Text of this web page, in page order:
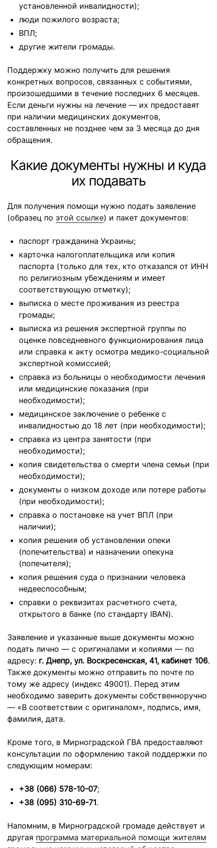
установленной инвалидности);
люди пожилого возраста;
ВПЛ;
другие жители громады.
Поддержку можно получить для решения
конкретных вопросов, связанных с событиями,
произошедшими в течение последних 6 месяцев.
Если деньги нужны на лечение — их предоставят
при наличии медицинских документов,
составленных не позднее чем за 3 месяца до дня
обращения.
Какие документы нужны и куда
их подавать
Для получения помощи нужно подать заявление
(образец по этой ссылке) и пакет документов:
паспорт гражданина Украины;
карточка налогоплательщика или копия
паспорта (только для тех, кто отказался от ИНН
по религиозным убеждениям и имеет
соответствующую отметку);
выписка о месте проживания из реестра
громады;
выписка из решения экспертной группы по
оценке повседневного функционирования лица
или справка к акту осмотра медико-социальной
экспертной комиссией;
справка из больницы о необходимости лечения
или медицинские показания (при
необходимости);
медицинское заключение о ребенке с
инвалидностью до 18 лет (при необходимости);
справка из центра занятости (при
необходимости);
копия свидетельства о смерти члена семьи (при
необходимости);
документы о низком доходе или потере работы
(при необходимости);
справка о постановке на учет ВПЛ (при
наличии);
копия решения об установлении опеки
(попечительства) и назначении опекуна
(попечителя);
копия решения суда о признании человека
недееспособным;
справки о реквизитах расчетного счета,
открытого в банке (по стандарту IBAN).
Заявление и указанные выше документы можно
подать лично — с оригиналами и копиями — по
адресу: г. Днепр, ул. Воскресенская, 41, кабинет 106.
Также документы можно отправить по почте по
тому же адресу (индекс 49001). Перед этим
необходимо заверить документы собственноручно
— «В соответствии с оригиналом», подпись, имя,
фамилия, дата.
Кроме того, в Мирноградской ГВА предоставляют
консультации по оформлению такой поддержки по
следующим номерам:
+38 (066) 578-10-07;
+38 (095) 310-69-71.
Напомним, в Мирноградской громаде действует и
другая программа материальной помощи жителям